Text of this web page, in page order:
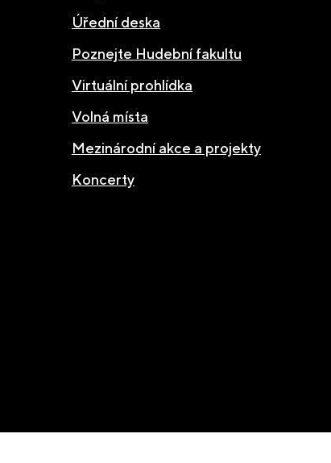
Úřední deska
Poznejte Hudební fakultu
Virtuální prohlídka
Volná místa
Mezinárodní akce a projekty
Koncerty